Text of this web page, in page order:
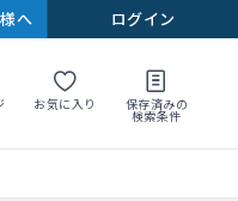
へ ログイン
お気に入り 保存済みの
検索条件